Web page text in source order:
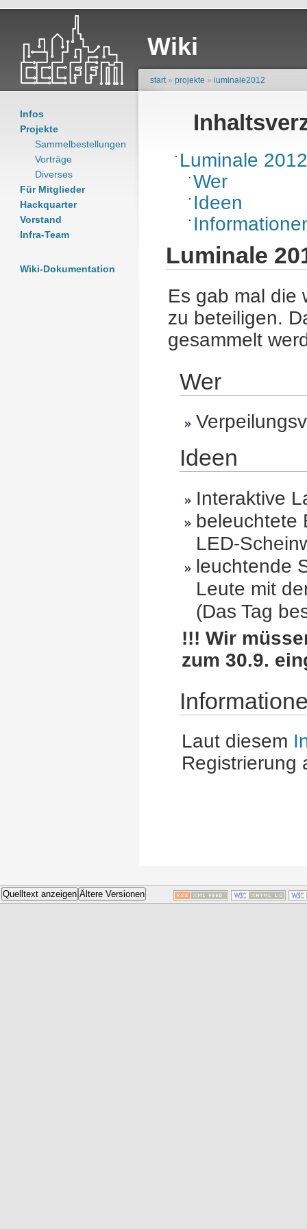
Wiki
Infos
Projekte
Sammelbestellungen
Vorträge
Diverses
Für Mitglieder
Hackquarter
Vorstand
Infra-Team
Wiki-Dokumentation
start » projekte » luminale2012
Luminale 2012
Wer
Ideen
Luminale
Es gab mal die
zu beteiligen.
gesammelt
Wer
Ideen
Interaktive
beleuchtete
LED-
leuchtende
Leute mit
(Das Tag
!!! Wir
zum 30.9.
Laut diesem
Registrierung
Quelltext anzeigen Ältere Versionen